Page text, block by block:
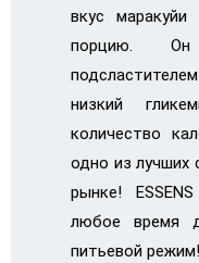
вкус
порцию. Он
низкий
количество
одно из лучших
рынке!
любое время
питьевой режим!